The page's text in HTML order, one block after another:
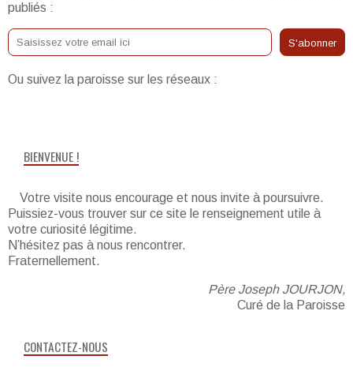
publiés :
Ou suivez la paroisse sur les réseaux :
BIENVENUE !
Votre visite nous encourage et nous invite à poursuivre.
Puissiez-vous trouver sur ce site le renseignement utile à
votre curiosité légitime.
N’hésitez pas à nous rencontrer.
Fraternellement.
Père Joseph JOURJON,
Curé de la Paroisse
CONTACTEZ-NOUS